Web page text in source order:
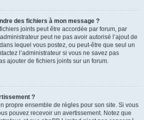
des fichiers à mon message ?
joints peut être accordée par forum, par
peut ne pas avoir autorisé l’ajout de
lequel vous postez, ou peut-être que seul un
l’administrateur si vous ne savez pas
ajouter de fichiers joints sur un forum.
?
propre ensemble de règles pour son site. Si vous
pouvez recevoir un avertissement. Notez que